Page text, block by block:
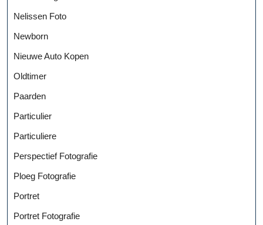
Nelissen Foto
Newborn
Nieuwe Auto Kopen
Oldtimer
Paarden
Particulier
Particuliere
Perspectief Fotografie
Ploeg Fotografie
Portret
Portret Fotografie